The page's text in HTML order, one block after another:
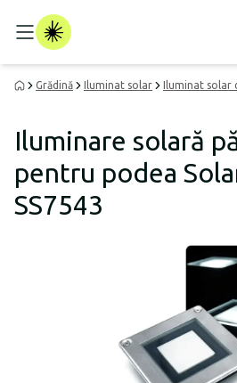
Grădină Iluminat solar Iluminat solar
Iluminare solară
pentru podea
SS7543